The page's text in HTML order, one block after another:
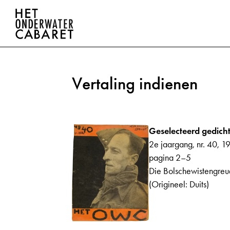
Vertaling indienen
Geselecteerd
2e jaargang, nr. 40,
pagina 2–5
Die
(Origineel: Duits)